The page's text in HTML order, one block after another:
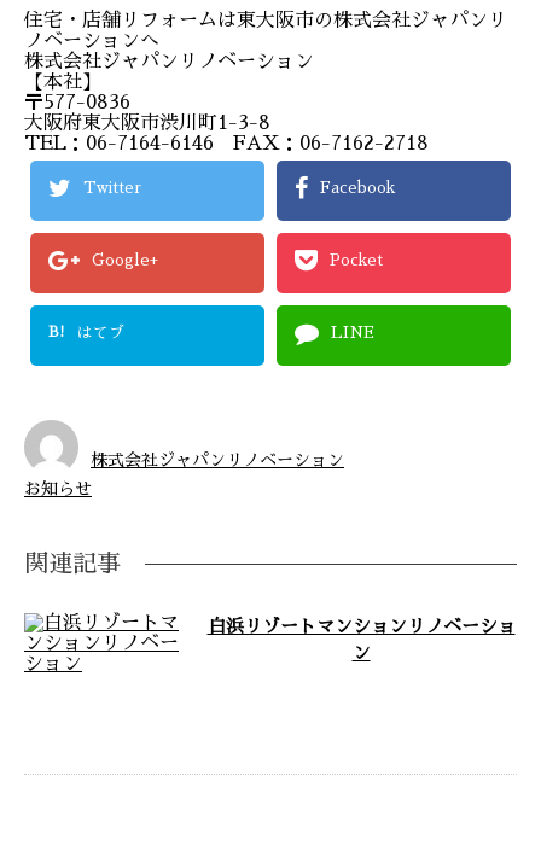
住宅・店舗リフォームは東大阪市の株式会社ジャパンリ
ノベーションへ
株式会社ジャパンリノベーション
【本社】
〒577-0836
大阪府東大阪市渋川町1-3-8
TEL：06-7164-6146 FAX：06-7162-2718
Twitter Facebook
Google+ Pocket
B! はてブ LINE
株式会社ジャパンリノベーション
お知らせ
関連記事
白浜リゾートマンションリノベーショ
ン